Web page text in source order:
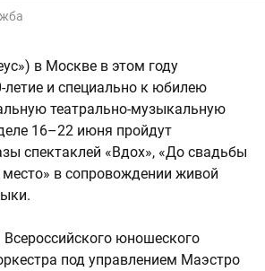
в Москве в этом году
летие и специально к юбилею
театрально-музыкальную
16–22 июня пройдут
спектаклей «Вдох», «До свадьбы
в сопровождении живой
юношеского
под управлением Маэстро